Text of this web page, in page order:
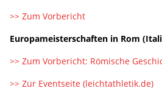
>> Zum Vorbericht
Europameisterschaften in Rom
>> Zum Vorbericht: Römische
>> Zur Eventseite (leichtathletik.de)